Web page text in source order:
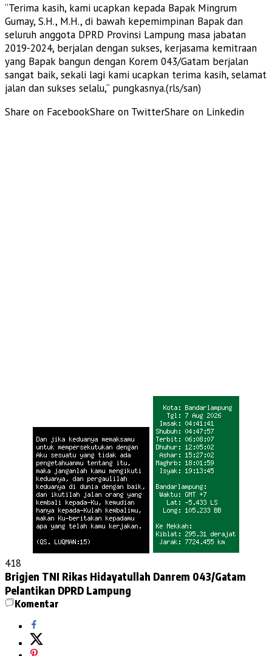
“Terima kasih, kami ucapkan kepada Bapak Mingrum
Gumay, S.H., M.H., di bawah kepemimpinan Bapak dan
seluruh anggota DPRD Provinsi Lampung masa jabatan
2019-2024, berjalan dengan sukses, kerjasama kemitraan
yang Bapak bangun dengan Korem 043/Gatam berjalan
sangat baik, sekali lagi kami ucapkan terima kasih, selamat
jalan dan sukses selalu,“ pungkasnya.(rls/san)
Share on FacebookShare on TwitterShare on Linkedin
418
Brigjen TNI Rikas Hidayatullah Danrem 043/Gatam
Pelantikan DPRD Lampung
Komentar